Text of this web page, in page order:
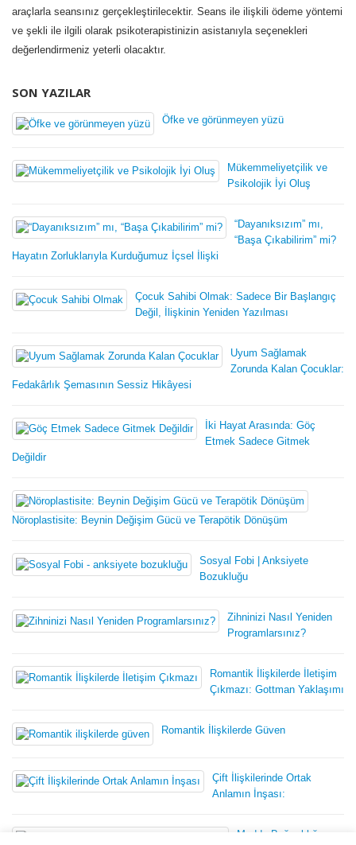
araçlarla seansınız gerçekleştirilecektir. Seans ile ilişkili ödeme yöntemi
ve şekli ile ilgili olarak psikoterapistinizin asistanıyla seçenekleri
değerlendirmeniz yeterli olacaktır.
SON YAZILAR
Öfke ve görünmeyen yüzü
Mükemmeliyetçilik ve
Psikolojik İyi Oluş
“Dayanıksızım” mı,
“Başa Çıkabilirim” mi?
Hayatın Zorluklarıyla Kurduğumuz İçsel İlişki
Çocuk Sahibi Olmak: Sadece Bir Başlangıç
Değil, İlişkinin Yeniden Yazılması
Uyum Sağlamak
Zorunda Kalan Çocuklar:
Fedakârlık Şemasının Sessiz Hikâyesi
İki Hayat Arasında: Göç
Etmek Sadece Gitmek
Değildir
Nöroplastisite: Beynin Değişim Gücü ve Terapötik Dönüşüm
Sosyal Fobi | Anksiyete
Bozukluğu
Zihninizi Nasıl Yeniden
Programlarsınız?
Romantik İlişkilerde İletişim
Çıkmazı: Gottman Yaklaşımı
Romantik İlişkilerde Güven
Çift İlişkilerinde Ortak
Anlamın İnşası:
Madde Bağımlılığının